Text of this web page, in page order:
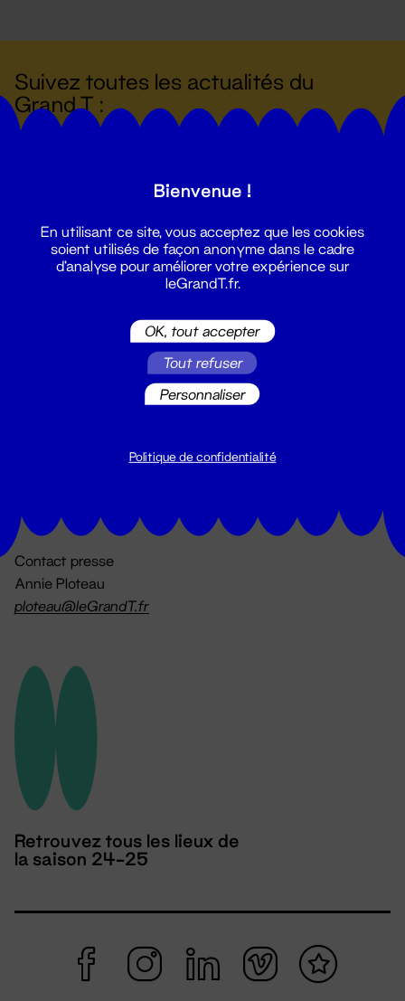
Suivez toutes les actualités du
Grand T :
billetterie@leGrandT.fr
Contact presse
Annie Ploteau
ploteau@leGrandT.fr
Retrouvez tous les lieux de
la saison 24-25
Bienvenue !
En utilisant ce site, vous acceptez que les cookies
soient utilisés de façon anonyme dans le cadre
d'analyse pour améliorer votre expérience sur
leGrandT.fr.
OK, tout accepter
Tout refuser
Personnaliser
Politique de confidentialité